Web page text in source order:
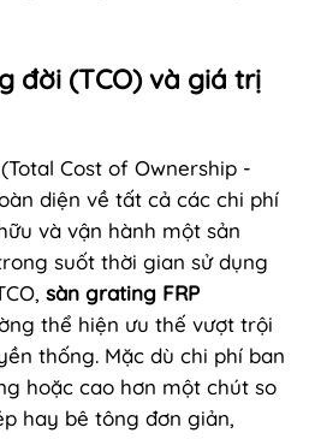
đời (TCO) và giá trị
Cost of Ownership -
diện về tất cả các chi phí
và vận hành một sản
suốt thời gian sử dụng
sàn grating FRP
thể hiện ưu thế vượt trội
thống. Mặc dù chi phí ban
hoặc cao hơn một chút so
hay bê tông đơn giản,